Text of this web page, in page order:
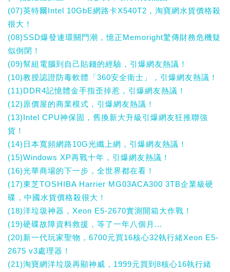
(07)英特爾Intel 10GbE網路卡X540T2，淘寶網水貨價格殺
很大！
(08)SSD爆發連環關門潮，憶正Memoright驚傳財務危機疑
似倒閉！
(09)幫組電腦到自己貼錢的經驗，引爆網友熱議！
(10)教授認證防毒軟體「360安全衛士」，引爆網友熱議！
(11)DDR4記憶體金手指歪掉惹，引爆網友熱議！
(12)原價屋的商業模式，引爆網友熱議！
(13)Intel CPU神保固，舊換新大升級引爆網友狂推聯強
貨！
(14)日本寬頻網路10G光纖上網，引爆網友熱議！
(15)Windows XP再戰十年，引爆網友熱議！
(16)光華商場的下一步，全世界都在看！
(17)東芝TOSHIBA Harrier MG03ACA300 3TB企業級硬
碟，中國水貨價格殺很大！
(18)洋垃圾神器，Xeon E5-2670實測開箱大作戰！
(19)硬碟故障資料救援，等了一年八個月...
(20)新一代玩家聖物，6700元買16核心32執行緒Xeon E5-
2675 v3處理器！
(21)淘寶網洋垃圾再顯神威，1999元買到8核心16執行緒